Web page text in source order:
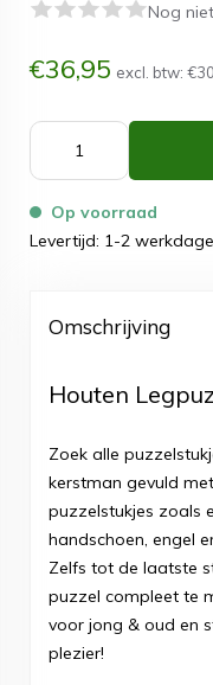
Nog
€36,95 excl. btw:
Op voorraad
Levertijd: 1-2
Omschrijving
Houten
Zoek alle
kerstman gevuld
puzzelstukjes zoals
handschoen, engel
Zelfs tot de laatste
puzzel compleet te
voor jong & oud en
plezier!